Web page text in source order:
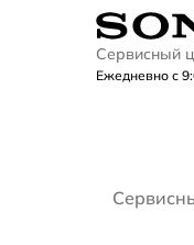
Сервисный
Ежедневно с